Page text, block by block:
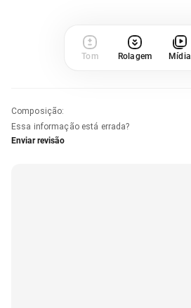
Tom Rolagem Mídia
Composição:
Essa informação está errada?
Enviar revisão